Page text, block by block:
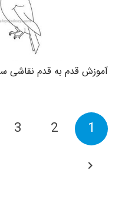
آموزش قدم به قدم نقاشی
1
2
3